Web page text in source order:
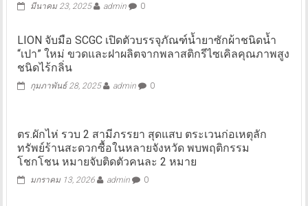
มีนาคม 23, 2025 admin 0
LION จับมือ SCGC เปิดตัวบรรจุภัณฑ์น้ำยาซักผ้าชนิดน้ำ
“เปา” ใหม่ ขวดและฝาผลิตจากพลาสติกรีไซเคิลคุณภาพสูง
ชนิดไร้กลิ่น
กุมภาพันธ์ 28, 2025 admin 0
ตร.ผักไห่ รวบ 2 สามีภรรยา สุดแสบ ตระเวนก่อเหตุลัก
ทรัพย์ร้านสะดวกซื้อในหลายจังหวัด พบพฤติกรรม
โชกโชน หมายจับติดตัวคนละ 2 หมาย
มกราคม 13, 2026 admin 0